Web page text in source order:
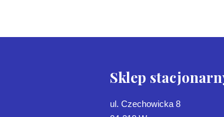
Sklep
ul. Czechowicka 8